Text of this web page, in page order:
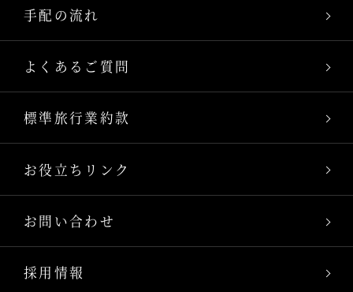
手配の流れ
よくあるご質問
標準旅行業約款
お役立ちリンク
お問い合わせ
採用情報